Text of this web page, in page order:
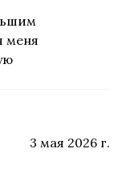
меня
3 мая 2026 г.